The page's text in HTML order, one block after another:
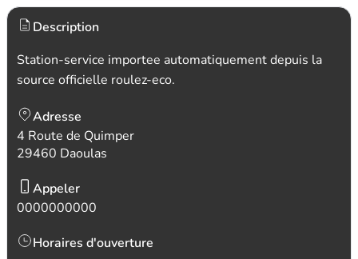
Description
Station-service importee automatiquement depuis la
source officielle roulez-eco.
Adresse
4 Route de Quimper
29460 Daoulas
Appeler
0000000000
Horaires d'ouverture